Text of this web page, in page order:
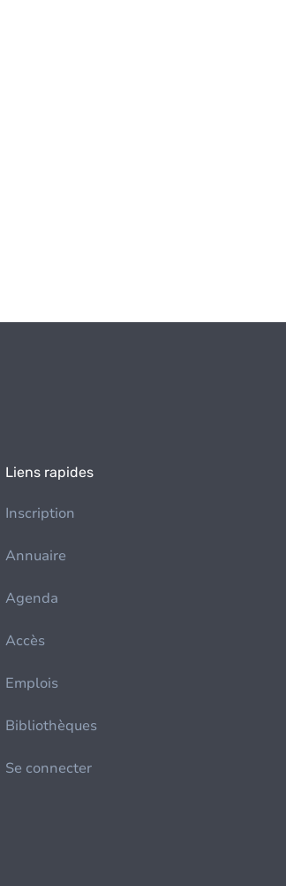
Liens rapides
Inscription
Annuaire
Agenda
Accès
Emplois
Bibliothèques
Se connecter